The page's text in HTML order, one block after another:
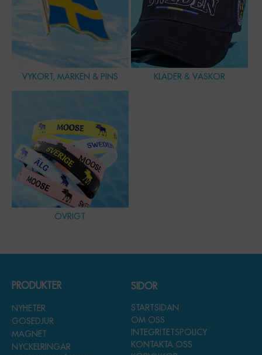
VYKORT, MÄRKEN & PINS KLÄDER & VÄSKOR
ÖVRIGT
PRODUKTER
NYHETER
GOSEDJUR
MAGNET
NYCKELRINGAR
SIDOR
STARTSIDAN
OM OSS
INTEGRITETSPOLICY
KONTAKTA OSS